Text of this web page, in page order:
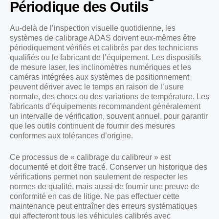
Périodique des Outils
Au-delà de l’inspection visuelle quotidienne, les
systèmes de calibrage ADAS doivent eux-mêmes être
périodiquement vérifiés et calibrés par des techniciens
qualifiés ou le fabricant de l’équipement. Les dispositifs
de mesure laser, les inclinomètres numériques et les
caméras intégrées aux systèmes de positionnement
peuvent dériver avec le temps en raison de l’usure
normale, des chocs ou des variations de température. Les
fabricants d’équipements recommandent généralement
un intervalle de vérification, souvent annuel, pour garantir
que les outils continuent de fournir des mesures
conformes aux tolérances d’origine.
Ce processus de « calibrage du calibreur » est
documenté et doit être tracé. Conserver un historique des
vérifications permet non seulement de respecter les
normes de qualité, mais aussi de fournir une preuve de
conformité en cas de litige. Ne pas effectuer cette
maintenance peut entraîner des erreurs systématiques
qui affecteront tous les véhicules calibrés avec